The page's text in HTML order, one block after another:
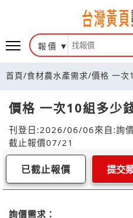
報價
首頁/食材農水產需求/價格 一次
價格 一次10組多少
刊登日:2026/06/06來自:詢
截止報價07/21
已截止報價 提交
詢價需求：